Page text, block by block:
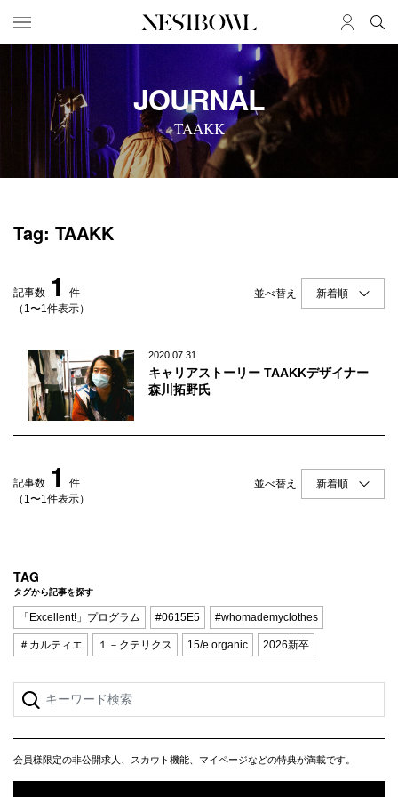
HOME
求人検索
新着求人
ブランド一覧
インタビュー
ニュース＆イベント
データ
SERVICE
初めての方へ
Q&A
企業担当の方へ
ログイン
JOURNAL
TAAKK
Tag: TAAKK
記事数 1
件
（1〜1件表示）
並べ替え
2020.07.31
キャリアストーリー TAAKKデザイナー
森川拓野氏
記事数 1
件
（1〜1件表示）
並べ替え
TAG
タグから記事を探す
「Excellent!」プログラム #0615E5 #whomademyclothes
＃カルティエ １－クテリクス 15/e organic 2026新卒
会員様限定の非公開求人、スカウト機能、マイページなどの特典が満載です。